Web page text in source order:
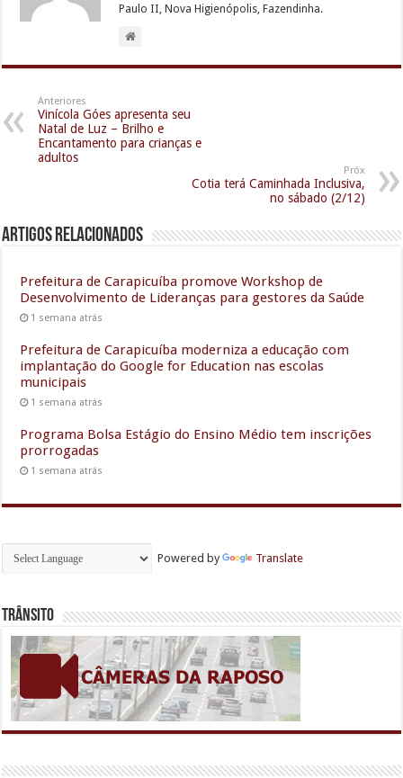
Paulo II, Nova Higienópolis, Fazendinha.
Anteriores
Vinícola Góes apresenta seu
Natal de Luz – Brilho e
Encantamento para crianças e
adultos
Próx
Cotia terá Caminhada Inclusiva,
no sábado (2/12)
Artigos relacionados
Prefeitura de Carapicuíba promove Workshop de
Desenvolvimento de Lideranças para gestores da Saúde
1 semana atrás
Prefeitura de Carapicuíba moderniza a educação com
implantação do Google for Education nas escolas
municipais
1 semana atrás
Programa Bolsa Estágio do Ensino Médio tem inscrições
prorrogadas
1 semana atrás
Powered by Translate
Trânsito